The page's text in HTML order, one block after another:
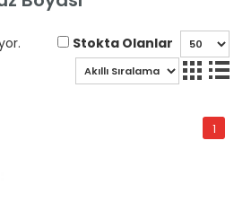
Stokta Olanlar
1